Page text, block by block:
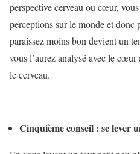
perspective cerveau ou cœur,
perceptions sur le monde et donc
paraissez moins bon devient un
vous l’aurez analysé avec le
le cerveau.
Cinquième conseil : se lever